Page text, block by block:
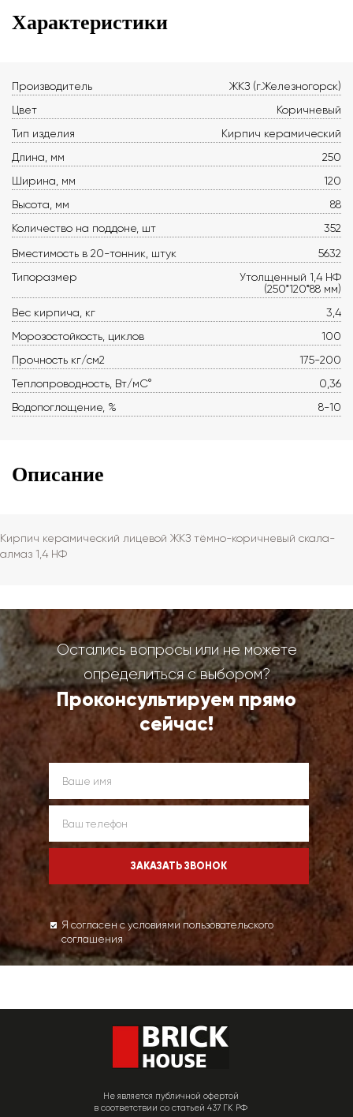
Характеристики
Производитель
ЖКЗ (г.Железногорск)
Цвет
Коричневый
Тип изделия
Кирпич керамический
Длина, мм
250
Ширина, мм
120
Высота, мм
88
Количество на поддоне, шт
352
Вместимость в 20-тонник, штук
5632
Типоразмер
Утолщенный 1,4 НФ
(250*120*88 мм)
Вес кирпича, кг
3,4
Морозостойкость, циклов
100
Прочность кг/см2
175-200
Теплопроводность, Вт/мС°
0,36
Водопоглощение, %
8-10
Описание
Кирпич керамический лицевой ЖКЗ тёмно-коричневый скала-
алмаз 1,4 НФ
Остались вопросы или не можете
определиться с выбором?
Проконсультируем прямо
сейчас!
Я согласен с условиями пользовательского
соглашения
Не является публичной офертой
в соответствии со статьей 437 ГК РФ